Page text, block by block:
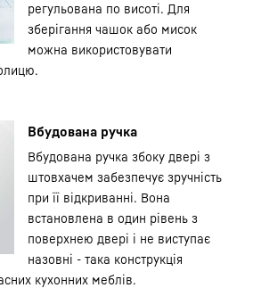
регульована по висоті. Для
зберігання чашок або мисок
можна використовувати
Вбудована ручка
Вбудована ручка збоку двері з
штовхачем забезпечує зручність
при її відкриванні. Вона
встановлена в один рівень з
поверхнею двері і не виступає
назовні - така конструкція
кухонних меблів.